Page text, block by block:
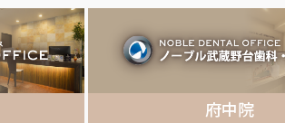
府中院